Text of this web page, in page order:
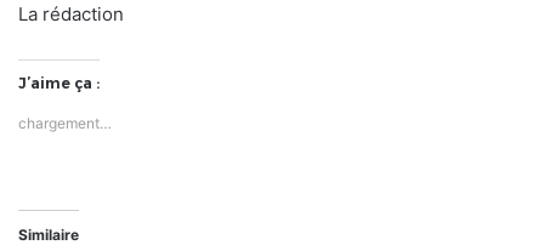
La rédaction
J’aime ça :
chargement…
Similaire